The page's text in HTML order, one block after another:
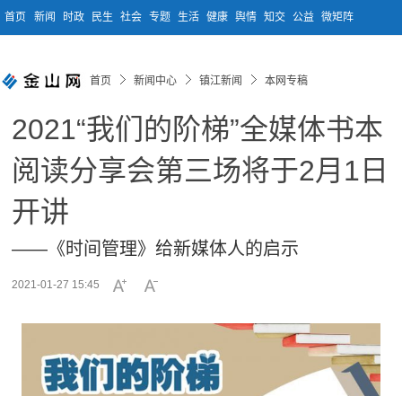
首页 新闻 时政 民生 社会 专题 生活 健康 舆情 知交 公益 微矩阵
首页 新闻中心 镇江新闻 本网专稿
2021“我们的阶梯”全媒体书本
阅读分享会第三场将于2月1日
开讲
——《时间管理》给新媒体人的启示
2021-01-27 15:45